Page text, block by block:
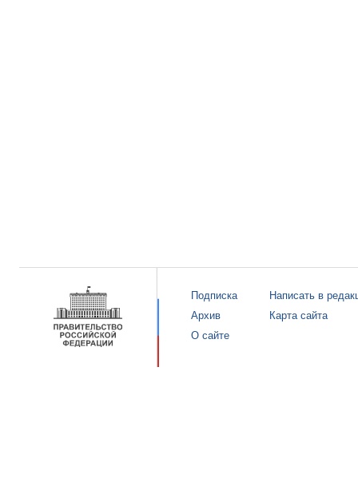
Подписка
Архив
О сайте
Написать в
Карта сайта